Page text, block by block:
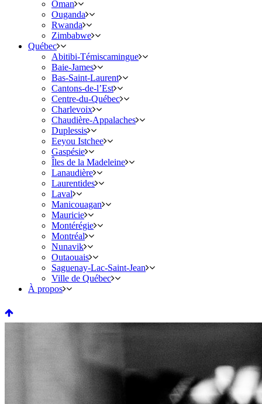
Oman
Ouganda
Rwanda
Zimbabwe
Québec
Abitibi-Témiscamingue
Baie-James
Bas-Saint-Laurent
Cantons-de-l’Est
Centre-du-Québec
Charlevoix
Chaudière-Appalaches
Duplessis
Eeyou Istchee
Gaspésie
Îles de la Madeleine
Lanaudière
Laurentides
Laval
Manicouagan
Mauricie
Montérégie
Montréal
Nunavik
Outaouais
Saguenay-Lac-Saint-Jean
Ville de Québec
À propos